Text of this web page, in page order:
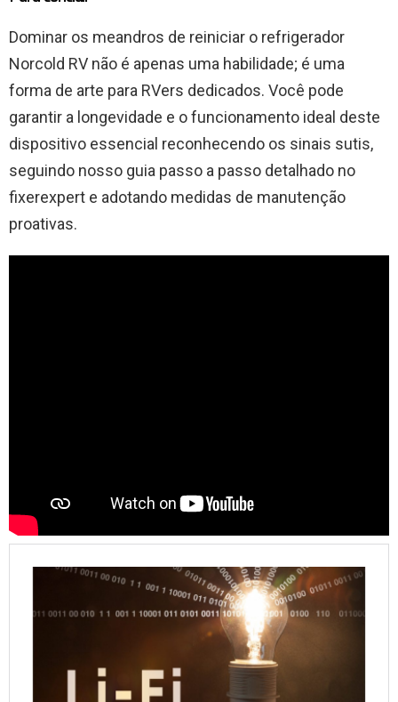
Dominar os meandros de reiniciar o refrigerador
Norcold RV não é apenas uma habilidade; é uma
forma de arte para RVers dedicados. Você pode
garantir a longevidade e o funcionamento ideal deste
dispositivo essencial reconhecendo os sinais sutis,
seguindo nosso guia passo a passo detalhado no
fixerexpert e adotando medidas de manutenção
proativas.